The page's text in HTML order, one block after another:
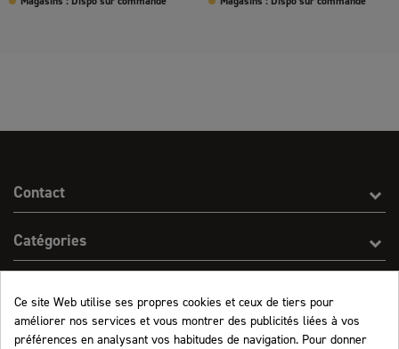
Contact
Catégories
Informations
Ce site Web utilise ses propres cookies et ceux de tiers pour
améliorer nos services et vous montrer des publicités liées à vos
préférences en analysant vos habitudes de navigation. Pour donner